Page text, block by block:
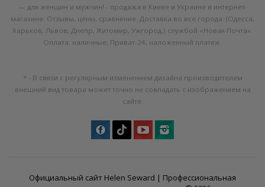
— для женщин и мужчин! - продажа в Киеве и Украине в интернет-
магазине. Отзывы, цены, сравнение. Доставка во все города: (Одесса,
Харьков, Львов, Днепр, Житомир, Ужгород,) службой «Новая Почта».
Оплата: наличные, Приват-24, наложенный платеж.
* - В связи с регулярным изменением дизайна производителем
внешний вид товара может точно не совпадать с изображением на
сайте.
Официальный сайт Helen Seward | Профессиональная